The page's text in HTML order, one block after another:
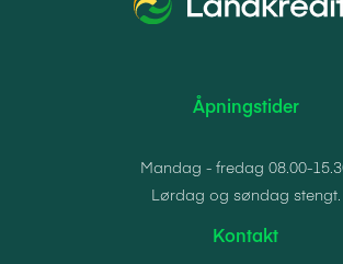
Åpningstider
Mandag - fredag 08.00-
Lørdag og søndag stengt.
Kontakt